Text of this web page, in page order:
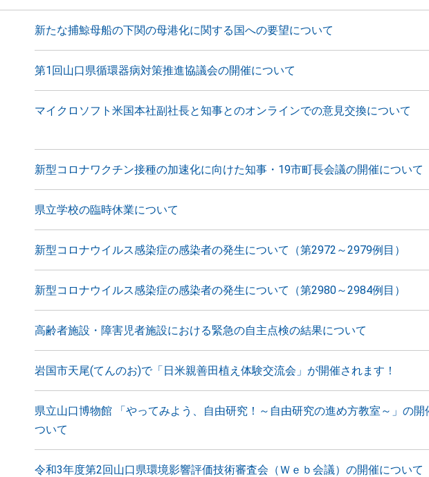
新たな捕鯨母船の下関の母港化に関する国への要望について
第1回山口県循環器病対策推進協議会の開催について
マイクロソフト米国本社副社長と知事とのオンラインでの意見交換について
新型コロナワクチン接種の加速化に向けた知事・19市町長会議の開催について
県立学校の臨時休業について
新型コロナウイルス感染症の感染者の発生について（第2972～2979例目）
新型コロナウイルス感染症の感染者の発生について（第2980～2984例目）
高齢者施設・障害児者施設における緊急の自主点検の結果について
岩国市天尾(てんのお)で「日米親善田植え体験交流会」が開催されます！
県立山口博物館 「やってみよう、自由研究！～自由研究の進め方教室～」の開
ついて
令和3年度第2回山口県環境影響評価技術審査会（Ｗｅｂ会議）の開催について